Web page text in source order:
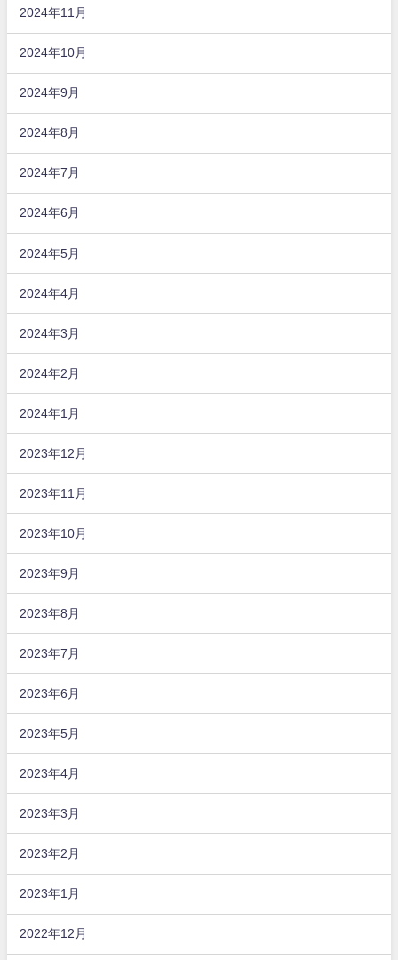
2024年11月
2024年10月
2024年9月
2024年8月
2024年7月
2024年6月
2024年5月
2024年4月
2024年3月
2024年2月
2024年1月
2023年12月
2023年11月
2023年10月
2023年9月
2023年8月
2023年7月
2023年6月
2023年5月
2023年4月
2023年3月
2023年2月
2023年1月
2022年12月